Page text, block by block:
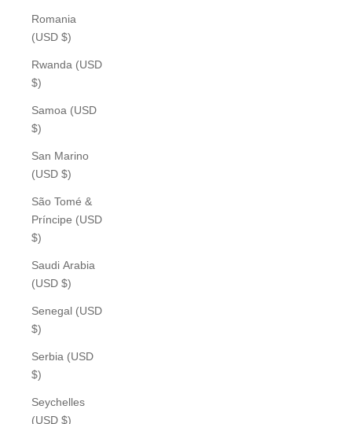
Romania
(USD $)
Rwanda (USD
$)
Samoa (USD
$)
San Marino
(USD $)
São Tomé &
Príncipe (USD
$)
Saudi Arabia
(USD $)
Senegal (USD
$)
Serbia (USD
$)
Seychelles
(USD $)